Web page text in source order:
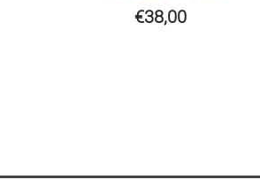
€38,00